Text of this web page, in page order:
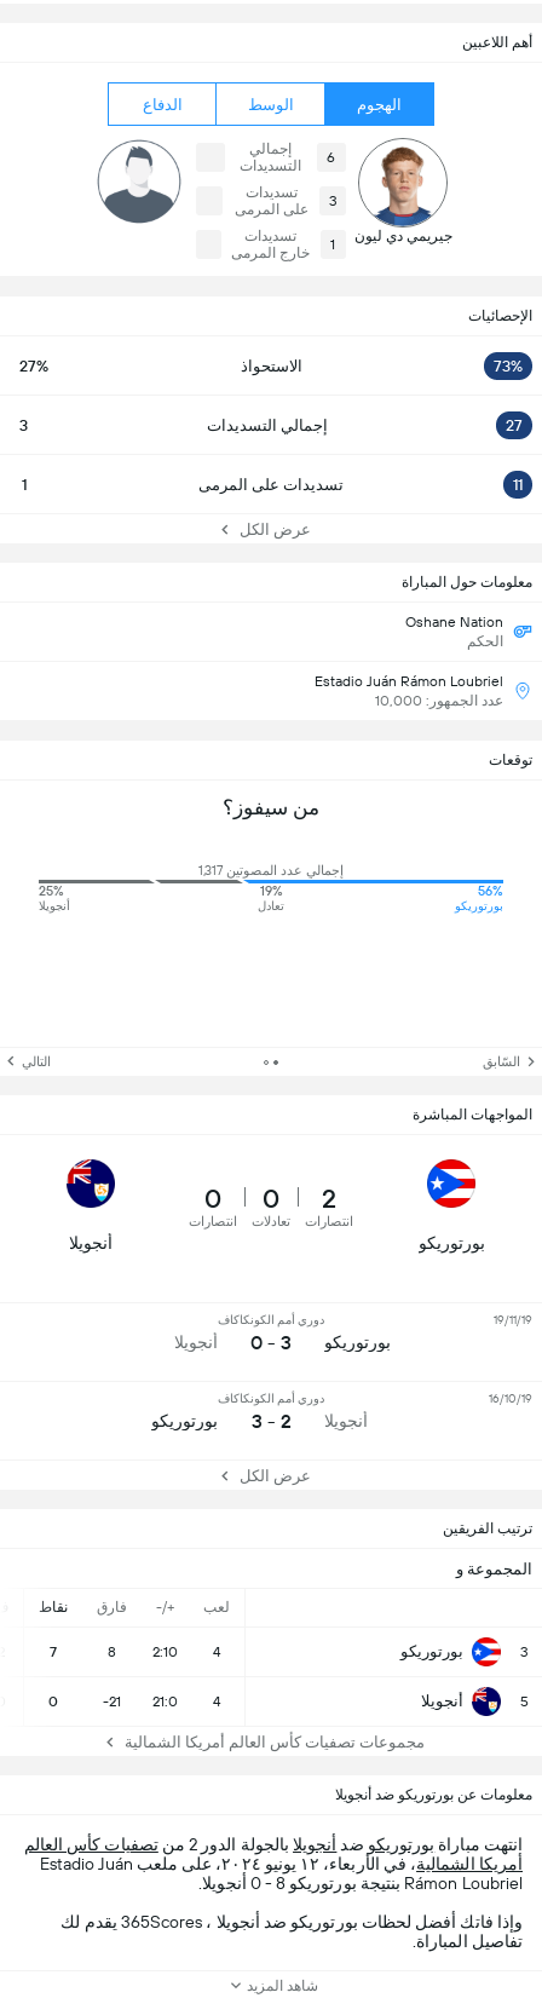
أهم اللاعبين
الهجوم الوسط الدفاع
جيريمي دي ليون
6
إجمالي
التسديدات
3
تسديدات
على المرمى
1
تسديدات
خارج المرمى
الإحصائيات
73% الاستحواذ 27%
27 إجمالي التسديدات 3
11 تسديدات على المرمى 1
عرض الكل
ترتيب الفريقين
المجموعة و
لعب +/- فارق نقاط
3 بورتوريكو 4
2:10
8
7
5 أنجويلا 4
21:0
-21
0
مجموعات تصفيات كأس العالم أمريكا الشمالية
معلومات حول المباراة
Oshane Nation
الحكم
Estadio Juán Rámon Loubriel
عدد الجمهور: 10,000
توقعات
من سيفوز؟
إجمالي عدد المصوتين 1,317
56%
بورتوريكو
19%
تعادل
25%
أنجويلا
السّابق التالي
المواجهات المباشرة
بورتوريكو
2
انتصارات
0
تعادلات
0
انتصارات
أنجويلا
بورتوريكو
دوري أمم الكونكاكاف
3 - 0 أنجويلا
19/11/19
أنجويلا
دوري أمم الكونكاكاف
2 - 3 بورتوريكو
16/10/19
عرض الكل
معلومات عن بورتوريكو ضد أنجويلا
انتهت مباراة بورتوريكو ضد أنجويلابالجولة الدور 2 من
تصفيات كأس العالم
أمريكا الشمالية
، في الأربعاء، ١٢ يونيو ٢٠٢٤، على ملعب Estadio Juán
Rámon Loubriel بنتيجة بورتوريكو 8 - 0 أنجويلا.
وإذا فاتك أفضل لحظات بورتوريكو ضد أنجويلا ، 365Scores يقدم لك
تفاصيل المباراة.
شاهد المزيد